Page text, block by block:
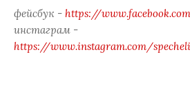
фейсбук - https://
инстаграм -
https://www.instagram.com/